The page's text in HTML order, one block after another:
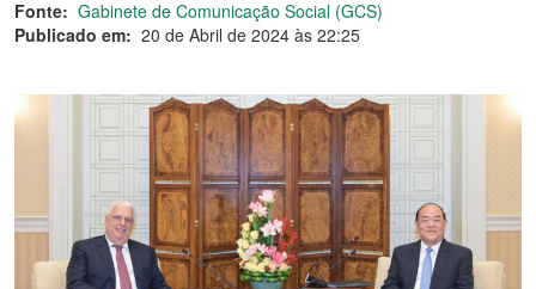
Fonte: Gabinete de Comunicação Social (GCS)
Publicado em: 20 de Abril de 2024 às 22:25